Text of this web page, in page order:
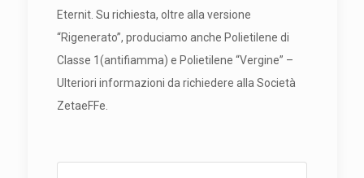
Eternit. Su richiesta, oltre alla versione
“Rigenerato”, produciamo anche Polietilene di
Classe 1(antifiamma) e Polietilene “Vergine” –
Ulteriori informazioni da richiedere alla Società
ZetaeFFe.